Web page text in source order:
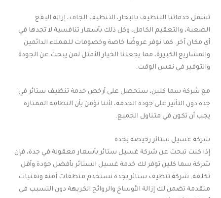
تشمل خدماتنا التنظيف بالبخار، التنظيف الجاف، إزالة البقع
الصعبة، والتعقيم الكامل، وكل ذلك بأسعار تنافسية لا تجدها في
أي مكان آخر. كما نوفر عروضًا خاصة وخصومات للعملاء الدائمين
والمشاريع الكبيرة، مما يجعلنا الخيار الأمثل لمن يبحث عن الجودة
والتوفير في نفس الوقت.
مع شركة سما كلين، ستحصل على أرخص خدمة تنظيف ستائر في
جدة دون التأثير على جودة الخدمة، لأننا نؤمن بأن النظافة الممتازة
يجب أن تكون في متناول الجميع.
شركة غسيل ستائر رخيصة بجدة
إذا كنت تبحث عن شركة غسيل ستائر بأسعار معقولة في جدة، فإن
شركة سما كلين توفر لك خدمة غسيل الستائر بأفضل جودة وأقل
تكلفة. شركة تنظيف ستائر بجدة نستخدم منظفات آمنة وتقنيات
متقدمة تضمن لك إزالة الأوساخ والروائح الكريهة دون التسبب في